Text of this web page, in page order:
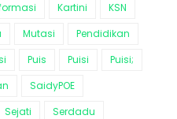
Kartini
KSN
Mutasi
Pendidikan
Puis Puisi
Puisi;
SaidyPOE
Sejati
Serdadu